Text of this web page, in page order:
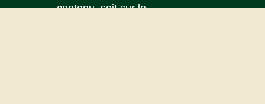
contenu, soit sur le